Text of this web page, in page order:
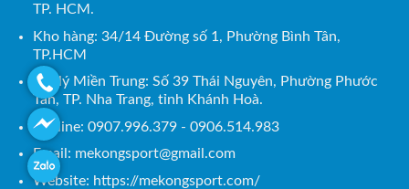
TP. HCM.
Kho hàng: 34/14 Đường số 1, Phường Bình Tân,
TP.HCM
Đại lý Miền Trung: Số 39 Thái Nguyên, Phường Phước
Tân, TP. Nha Trang, tỉnh Khánh Hoà.
Hotline: 0907.996.379 - 0906.514.983
Email: mekongsport@gmail.com
Website: https://mekongsport.com/